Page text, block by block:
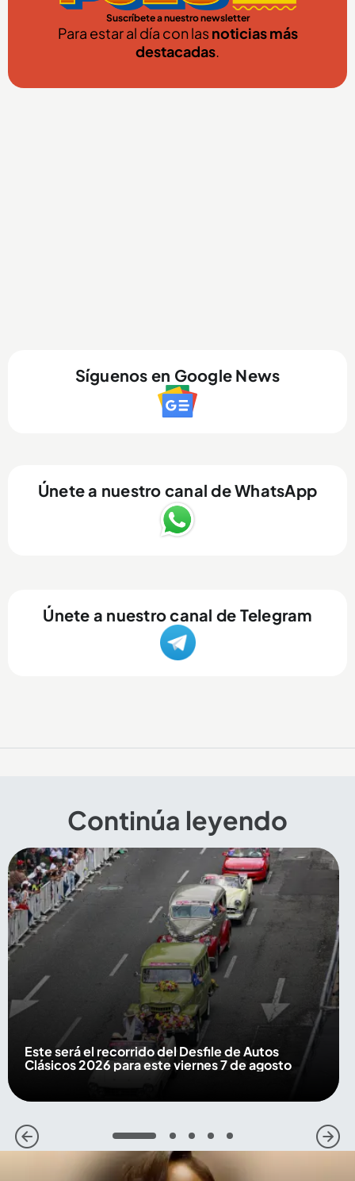
Suscríbete a nuestro newsletter
Para estar al día con lasnoticias más
destacadas.
Síguenos en Google News
Únete a nuestro canal de WhatsApp
Únete a nuestro canal de Telegram
Continúa leyendo
Este será el recorrido del Desfile de Autos
Clásicos 2026 para este viernes 7 de agosto
1 2 3 4 5